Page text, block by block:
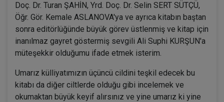
Doç. Dr. Turan ŞAHİN, Yrd. Doç. Dr. Selin SERT SÜTÇÜ,
Öğr. Gör. Kemale ASLANOVA'ya ve ayrıca kitabın baştan
sonra editörlüğünde büyük görev üstlenmiş ve kitap için
inanılmaz gayret göstermiş sevgili Ali Suphi KURŞUN'a
müteşekkir olduğumu ifade etmek isterim.
Umarız külliyatımızın üçüncü cildini teşkil edecek bu
kitabı da diğer ciltlerde olduğu gibi incelemek ve
okumaktan büyük keyif alırsınız ve yine umarız ki yine